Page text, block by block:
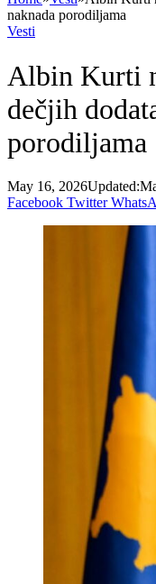
naknada porodiljama
Vesti
Albin Kurti
dečjih
porodiljama
May 16, 2026Updated:
Facebook Twitter